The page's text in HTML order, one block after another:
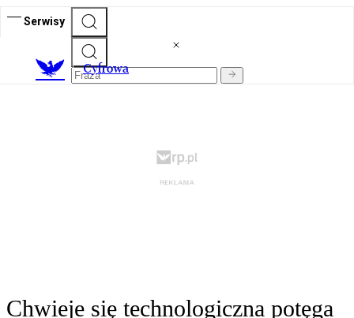
Serwisy
Cyfrowa
Chwieje się technologiczna potęga